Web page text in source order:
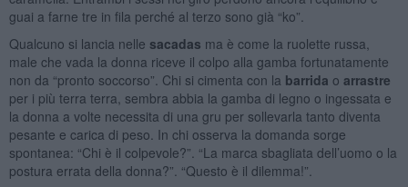
guai a farne tre in fila perché al terzo sono già “ko”.
Qualcuno si lancia nelle sacadas ma è come la ruolette russa,
male che vada la donna riceve il colpo alla gamba fortunatamente
non da “pronto soccorso”. Chi si cimenta con la barrida o arrastre
per i più terra terra, sembra abbia la gamba di legno o ingessata e
la donna a volte necessita di una gru per sollevarla tanto diventa
pesante e carica di peso. In chi osserva la domanda sorge
spontanea: “Chi è il colpevole?”. “La marca sbagliata dell’uomo o la
postura errata della donna?”. “Questo è il dilemma!”.